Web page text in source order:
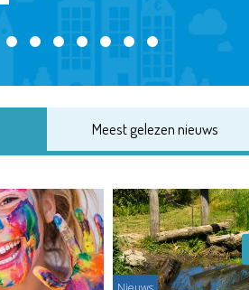
Meest gelezen nieuws